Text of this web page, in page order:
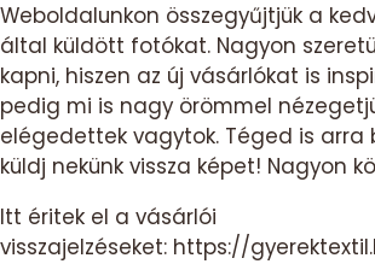
Weboldalunkon összegyűjtjük a
által küldött fotókat. Nagyon
kapni, hiszen az új vásárlókat is
pedig mi is nagy örömmel
elégedettek vagytok. Téged is arra
küldj nekünk vissza képet! Nagyon
Itt éritek el a vásárlói
visszajelzéseket: https://